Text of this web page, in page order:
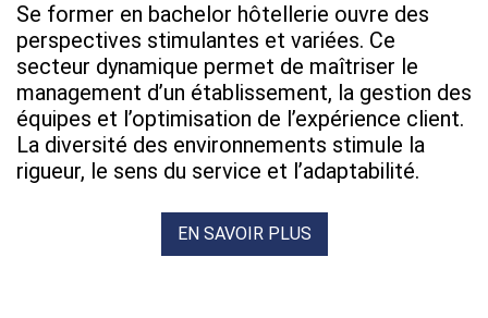
Se former en bachelor hôtellerie ouvre des
perspectives stimulantes et variées. Ce
secteur dynamique permet de maîtriser le
management d’un établissement, la gestion des
équipes et l’optimisation de l’expérience client.
La diversité des environnements stimule la
rigueur, le sens du service et l’adaptabilité.
EN SAVOIR PLUS